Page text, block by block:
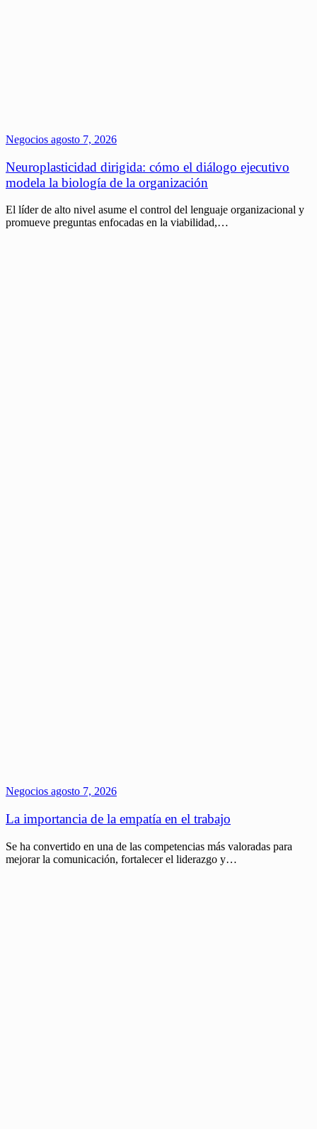
Negocios agosto 7, 2026
Neuroplasticidad dirigida: cómo el diálogo ejecutivo
modela la biología de la organización
El líder de alto nivel asume el control del lenguaje organizacional y
promueve preguntas enfocadas en la viabilidad,…
Negocios agosto 7, 2026
La importancia de la empatía en el trabajo
Se ha convertido en una de las competencias más valoradas para
mejorar la comunicación, fortalecer el liderazgo y…